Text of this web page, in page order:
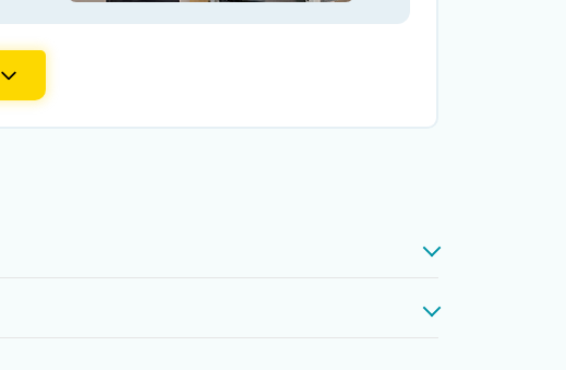
с проверкой памяти, процессоров,